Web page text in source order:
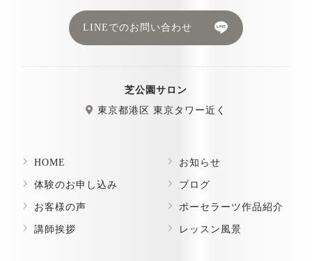
LINEでのお問い合わせ
芝公園サロン
東京都港区 東京タワー近く
HOME
体験のお申し込み
お客様の声
講師挨拶
お知らせ
ブログ
ポーセラーツ作品紹介
レッスン風景